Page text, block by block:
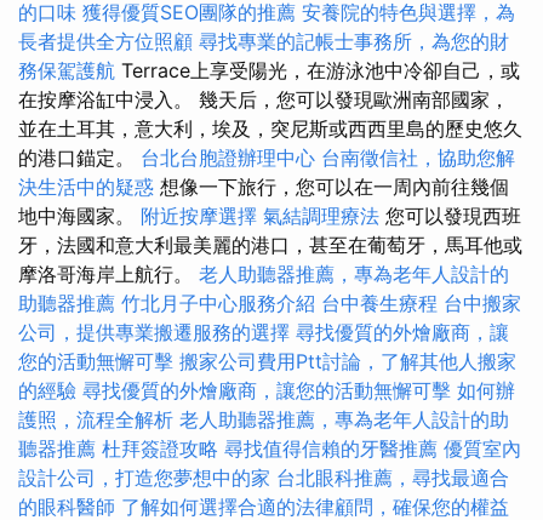
的口味 獲得優質SEO團隊的推薦 安養院的特色與選擇，為
長者提供全方位照顧 尋找專業的記帳士事務所，為您的財
務保駕護航 Terrace上享受陽光，在游泳池中冷卻自己，或
在按摩浴缸中浸入。 幾天后，您可以發現歐洲南部國家，
並在土耳其，意大利，埃及，突尼斯或西西里島的歷史悠久
的港口錨定。 台北台胞證辦理中心 台南徵信社，協助您解
決生活中的疑惑 想像一下旅行，您可以在一周內前往幾個
地中海國家。 附近按摩選擇 氣結調理療法 您可以發現西班
牙，法國和意大利最美麗的港口，甚至在葡萄牙，馬耳他或
摩洛哥海岸上航行。 老人助聽器推薦，專為老年人設計的
助聽器推薦 竹北月子中心服務介紹 台中養生療程 台中搬家
公司，提供專業搬遷服務的選擇 尋找優質的外燴廠商，讓
您的活動無懈可擊 搬家公司費用Ptt討論，了解其他人搬家
的經驗 尋找優質的外燴廠商，讓您的活動無懈可擊 如何辦
護照，流程全解析 老人助聽器推薦，專為老年人設計的助
聽器推薦 杜拜簽證攻略 尋找值得信賴的牙醫推薦 優質室內
設計公司，打造您夢想中的家 台北眼科推薦，尋找最適合
的眼科醫師 了解如何選擇合適的法律顧問，確保您的權益